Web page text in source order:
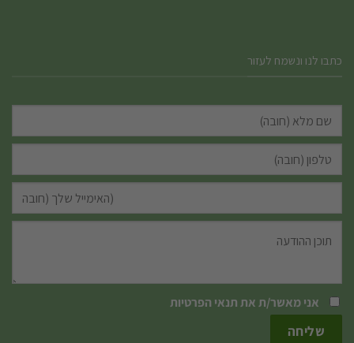
כתבו לנו ונשמח לעזור
אני מאשר/ת אתתנאי הפרטיות